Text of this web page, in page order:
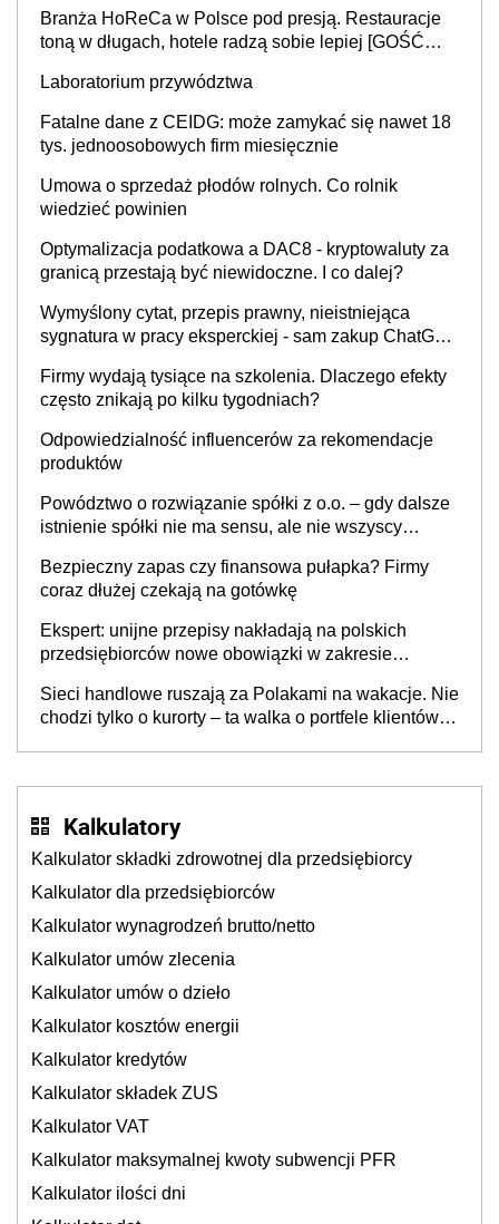
Branża HoReCa w Polsce pod presją. Restauracje
toną w długach, hotele radzą sobie lepiej [GOŚĆ
Laboratorium przywództwa
Fatalne dane z CEIDG: może zamykać się nawet 18
tys. jednoosobowych firm miesięcznie
Umowa o sprzedaż płodów rolnych. Co rolnik
wiedzieć powinien
Optymalizacja podatkowa a DAC8 - kryptowaluty za
granicą przestają być niewidoczne. I co dalej?
Wymyślony cytat, przepis prawny, nieistniejąca
sygnatura w pracy eksperckiej - sam zakup ChatGPT
Firmy wydają tysiące na szkolenia. Dlaczego efekty
często znikają po kilku tygodniach?
Odpowiedzialność influencerów za rekomendacje
produktów
Powództwo o rozwiązanie spółki z o.o. – gdy dalsze
istnienie spółki nie ma sensu, ale nie wszyscy
Bezpieczny zapas czy finansowa pułapka? Firmy
coraz dłużej czekają na gotówkę
Ekspert: unijne przepisy nakładają na polskich
przedsiębiorców nowe obowiązki w zakresie
Sieci handlowe ruszają za Polakami na wakacje. Nie
chodzi tylko o kurorty – ta walka o portfele klientów
Kalkulatory
Kalkulator składki zdrowotnej dla przedsiębiorcy
Kalkulator dla przedsiębiorców
Kalkulator wynagrodzeń brutto/netto
Kalkulator umów zlecenia
Kalkulator umów o dzieło
Kalkulator kosztów energii
Kalkulator kredytów
Kalkulator składek ZUS
Kalkulator VAT
Kalkulator maksymalnej kwoty subwencji PFR
Kalkulator ilości dni